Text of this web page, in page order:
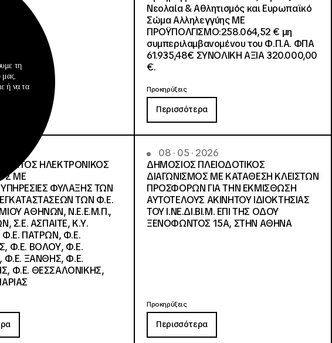
Νεολαία & Αθλητισμός και Ευρωπαϊκό
Σώμα Αλληλεγγύης ΜΕ
ΠΡΟΫΠΟΛΓΙΣΜΟ:258.064,52 € μη
συμπεριλαμβανομένου του Φ.Π.Α. ΦΠΑ
61.935,48€ ΣΥΝΟΛΙΚΗ ΑΞΙΑ 320.000,00
€.
Προκηρύξεις
Περισσότερα
ΗΛΕΚΤΡΟΝΙΚΟΣ
ΜΕ
ΦΥΛΑΞΗΣ ΤΩΝ
ΤΩΝ Φ.Ε.
ΑΘΗΝΩΝ, Ν.Ε.Ε.Μ.Π.,
Σ.Ε. ΑΣΠΑΙΤΕ, Κ.Υ.
Φ.Ε. ΠΑΤΡΩΝ, Φ.Ε.
Φ.Ε. ΒΟΛΟΥ, Φ.Ε.
Φ.Ε. ΞΑΝΘΗΣ, Φ.Ε.
Φ.Ε. ΘΕΣΣΑΛΟΝΙΚΗΣ,
08 · 05 · 2026
ΔΗΜΟΣΙΟΣ ΠΛΕΙΟΔΟΤΙΚΟΣ
ΔΙΑΓΩΝΙΣΜΟΣ ΜΕ ΚΑΤΑΘΕΣΗ ΚΛΕΙΣΤΩΝ
ΠΡΟΣΦΟΡΩΝ ΓΙΑ ΤΗΝ ΕΚΜΙΣΘΩΣΗ
ΑΥΤΟΤΕΛΟΥΣ ΑΚΙΝΗΤΟΥ ΙΔΙΟΚΤΗΣΙΑΣ
ΤΟΥ Ι.ΝΕ.ΔΙ.ΒΙ.Μ. ΕΠΙ ΤΗΣ ΟΔΟΥ
ΞΕΝΟΦΩΝΤΟΣ 15Α, ΣΤΗΝ ΑΘΗΝΑ
Προκηρύξεις
Περισσότερα
τη
ή να τα